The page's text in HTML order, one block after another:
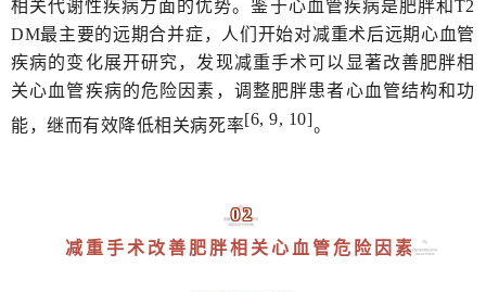
相关代谢性疾病方面的优势。鉴于心血管疾病是肥胖和T2
DM最主要的远期合并症，人们开始对减重术后远期心血管
疾病的变化展开研究，发现减重手术可以显著改善肥胖相
关心血管疾病的危险因素，调整肥胖患者心血管结构和功
能，继而有效降低相关病死率[6, 9, 10]。
02
减重手术改善肥胖相关心血管危险因素